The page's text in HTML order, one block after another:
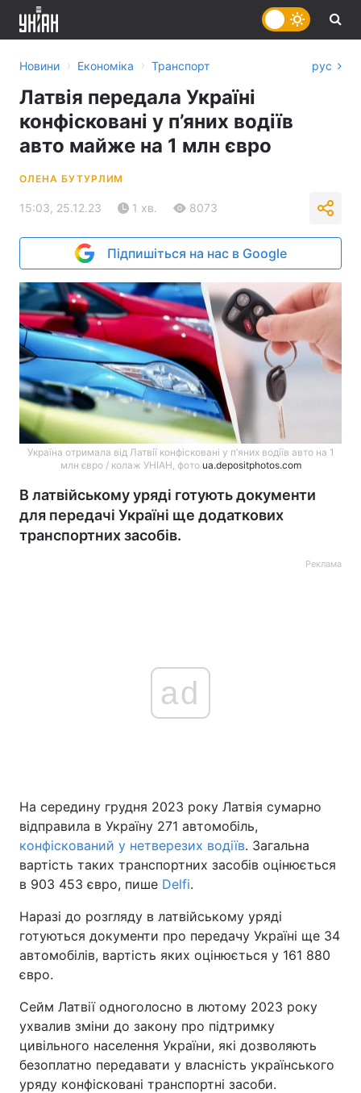
Україна Політика
Економіка Світ
Техно і зв'язок Лайт
Зброя
Здоров'я Туризм
Цікавинки Погода
Новини › Економіка › Транспорт рус
Латвія передала Україні
конфісковані у п’яних водіїв
авто майже на 1 млн євро
ОЛЕНА БУТУРЛИМ
15:03, 25.12.23 1 хв. 8073
Підпишіться на нас в Google
Україна отримала від Латвії конфісковані у п’яних водіїв авто на 1
млн євро / колаж УНІАН, фото ua.depositphotos.com
В латвійському уряді готують документи
для передачі Україні ще додаткових
транспортних засобів.
Реклама
ad
На середину грудня 2023 року Латвія сумарно
відправила в Україну 271 автомобіль,
конфіскований у нетверезих водіїв. Загальна
вартість таких транспортних засобів оцінюється
в 903 453 євро, пише Delfi.
Наразі до розгляду в латвійському уряді
готуються документи про передачу Україні ще 34
автомобілів, вартість яких оцінюється у 161 880
євро.
Сейм Латвії одноголосно в лютому 2023 року
ухвалив зміни до закону про підтримку
цивільного населення України, які дозволяють
безоплатно передавати у власність українського
уряду конфісковані транспортні засоби.